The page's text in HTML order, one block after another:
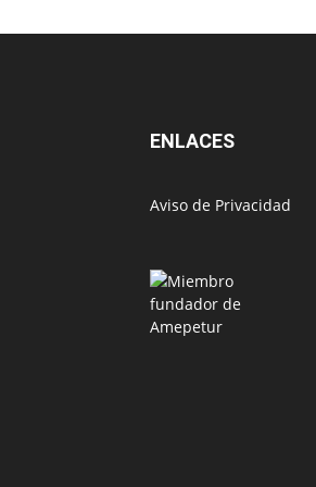
ENLACES
Aviso de Privacidad